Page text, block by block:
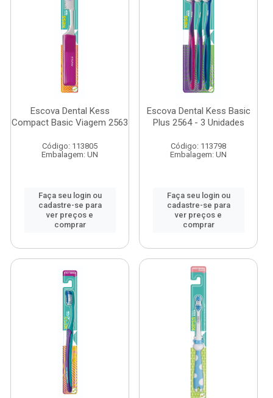
Escova Dental Kess
Compact Basic Viagem 2563
Código: 113805
Embalagem: UN
Faça seu login ou
cadastre-se para
ver preços e
comprar
Escova Dental Kess Basic
Plus 2564 - 3 Unidades
Código: 113798
Embalagem: UN
Faça seu login ou
cadastre-se para
ver preços e
comprar